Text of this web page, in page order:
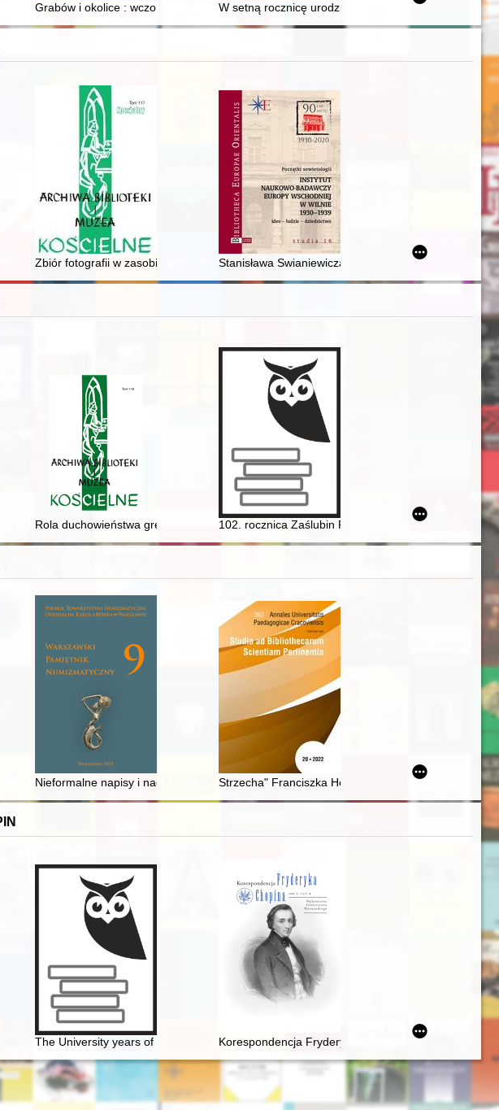
1914 - recenzja]
Grabów i okolice : wczoraj, dziś, jutroW setną rocznicę urodzin Profesora Andrzeja
Zbiór fotografii w zasobie Archiwum Diecezjalnego w Zielonej Górze
Stanisława Swianiewicza rozważania o gospodarce
Polsce w latach 1957-1964
geopoetyką, językiem i biografią twórczą
Rola duchowieństwa greckokatolickiego w kształtowaniu się opcji narodowych wśród
102. rocznica Zaślubin Polski z Morzem w Pucku
mortmiasta Krakowa z 1545 r
Nieformalne napisy i nadruki na banknotach XIX i XX wieku = Informal inscriptions and
Strzecha" Franciszka Henryka Richtera (1868-1873,
po miejscach historycznych i współczesnych
The University years of Fryderyk ChopinKorespondencja Fryderyka Chopina. T. 3 cz. 4